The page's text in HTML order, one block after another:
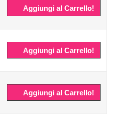
Aggiungi al Carrello!
Aggiungi al Carrello!
Aggiungi al Carrello!